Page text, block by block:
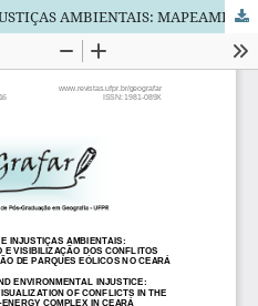
COMPLEXOS EÓLICOS E INJUSTIÇAS AMBIENTAIS: MAPEAMENTO PARTICIPATIVO E VISIBILIZAÇÃO DOS CONFLITOS PROVOCADOS PELA IMPLANTAÇÃO DE PARQUES EÓLICOS NO CEARÁ